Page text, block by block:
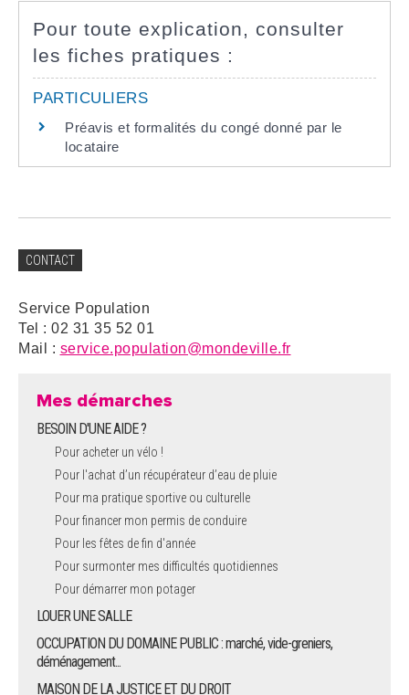
Pour toute explication, consulter
les fiches pratiques :
PARTICULIERS
Préavis et formalités du congé donné par le
locataire
CONTACT
Service Population
Tel : 02 31 35 52 01
Mail : service.population@mondeville.fr
Mes démarches
BESOIN D'UNE AIDE ?
Pour acheter un vélo !
Pour l'achat d’un récupérateur d’eau de pluie
Pour ma pratique sportive ou culturelle
Pour financer mon permis de conduire
Pour les fêtes de fin d'année
Pour surmonter mes difficultés quotidiennes
Pour démarrer mon potager
LOUER UNE SALLE
OCCUPATION DU DOMAINE PUBLIC : marché, vide-greniers,
déménagement...
MAISON DE LA JUSTICE ET DU DROIT